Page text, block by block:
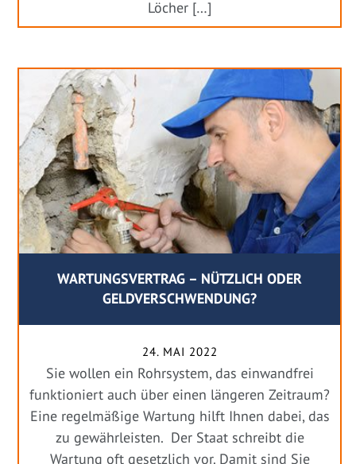
Löcher […]
WARTUNGSVERTRAG – NÜTZLICH ODER
GELDVERSCHWENDUNG?
24. MAI 2022
Sie wollen ein Rohrsystem, das einwandfrei
funktioniert auch über einen längeren Zeitraum?
Eine regelmäßige Wartung hilft Ihnen dabei, das
zu gewährleisten. Der Staat schreibt die
Wartung oft gesetzlich vor. Damit sind Sie